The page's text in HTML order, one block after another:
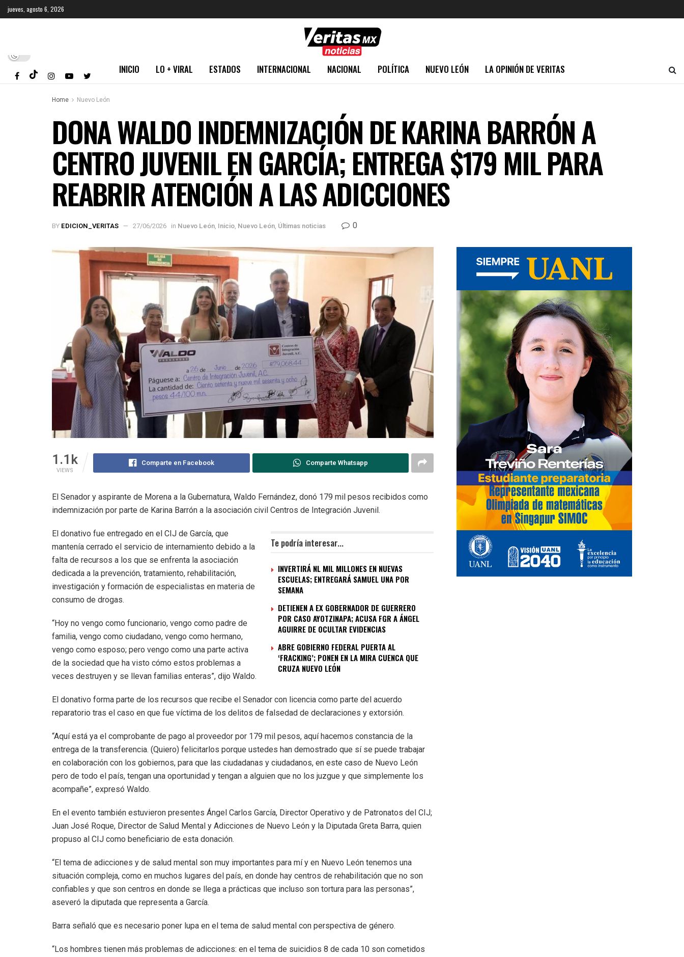
jueves, agosto 6, 2026
INICIO LO + VIRAL ESTADOS INTERNACIONAL NACIONAL POLÍTICA NUEVO LEÓN LA OPINIÓN DE VERITAS
Home Nuevo León
DONA WALDO INDEMNIZACIÓN DE KARINA BARRÓN A
CENTRO JUVENIL EN GARCÍA; ENTREGA $179 MIL PARA
REABRIR ATENCIÓN A LAS ADICCIONES
BY EDICION_VERITAS 27/06/2026 in Nuevo León, Inicio, Nuevo León, Últimas noticias 0
1.1k
VIEWS
Comparte en Facebook Comparte Whatsapp
El Senador y aspirante de Morena a la Gubernatura, Waldo Fernández, donó 179 mil pesos recibidos como
indemnización por parte de Karina Barrón a la asociación civil Centros de Integración Juvenil.
Te podría interesar...
INVERTIRÁ NL MIL MILLONES EN NUEVAS
ESCUELAS; ENTREGARÁ SAMUEL UNA POR
SEMANA
DETIENEN A EX GOBERNADOR DE GUERRERO
POR CASO AYOTZINAPA; ACUSA FGR A ÁNGEL
AGUIRRE DE OCULTAR EVIDENCIAS
ABRE GOBIERNO FEDERAL PUERTA AL
‘FRACKING’; PONEN EN LA MIRA CUENCA QUE
CRUZA NUEVO LEÓN
El donativo fue entregado en el CIJ de García, que
mantenía cerrado el servicio de internamiento debido a la
falta de recursos a los que se enfrenta la asociación
dedicada a la prevención, tratamiento, rehabilitación,
investigación y formación de especialistas en materia de
consumo de drogas.
“Hoy no vengo como funcionario, vengo como padre de
familia, vengo como ciudadano, vengo como hermano,
vengo como esposo; pero vengo como una parte activa
de la sociedad que ha visto cómo estos problemas a
veces destruyen y se llevan familias enteras”, dijo Waldo.
El donativo forma parte de los recursos que recibe el Senador con licencia como parte del acuerdo
reparatorio tras el caso en que fue víctima de los delitos de falsedad de declaraciones y extorsión.
“Aquí está ya el comprobante de pago al proveedor por 179 mil pesos, aquí hacemos constancia de la
entrega de la transferencia. (Quiero) felicitarlos porque ustedes han demostrado que sí se puede trabajar
en colaboración con los gobiernos, para que las ciudadanas y ciudadanos, en este caso de Nuevo León
pero de todo el país, tengan una oportunidad y tengan a alguien que no los juzgue y que simplemente los
acompañe”, expresó Waldo.
En el evento también estuvieron presentes Ángel Carlos García, Director Operativo y de Patronatos del CIJ;
Juan José Roque, Director de Salud Mental y Adicciones de Nuevo León y la Diputada Greta Barra, quien
propuso al CIJ como beneficiario de esta donación.
“El tema de adicciones y de salud mental son muy importantes para mí y en Nuevo León tenemos una
situación compleja, como en muchos lugares del país, en donde hay centros de rehabilitación que no son
confiables y que son centros en donde se llega a prácticas que incluso son tortura para las personas”,
aseveró la diputada que representa a García.
Barra señaló que es necesario poner lupa en el tema de salud mental con perspectiva de género.
“Los hombres tienen más problemas de adicciones: en el tema de suicidios 8 de cada 10 son cometidos